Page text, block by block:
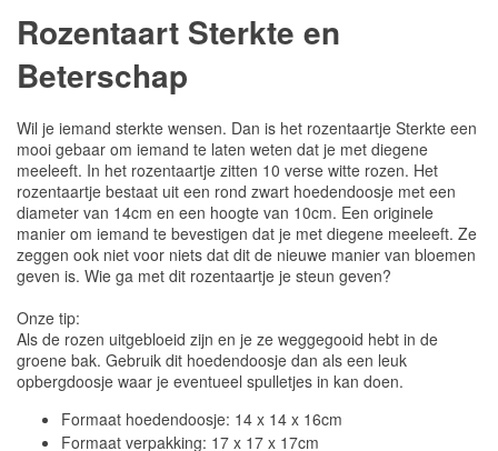
Rozentaart Sterkte en
Beterschap
Wil je iemand sterkte wensen. Dan is het rozentaartje Sterkte een
mooi gebaar om iemand te laten weten dat je met diegene
meeleeft. In het rozentaartje zitten 10 verse witte rozen. Het
rozentaartje bestaat uit een rond zwart hoedendoosje met een
diameter van 14cm en een hoogte van 10cm. Een originele
manier om iemand te bevestigen dat je met diegene meeleeft. Ze
zeggen ook niet voor niets dat dit de nieuwe manier van bloemen
geven is. Wie ga met dit rozentaartje je steun geven?
Onze tip:
Als de rozen uitgebloeid zijn en je ze weggegooid hebt in de
groene bak. Gebruik dit hoedendoosje dan als een leuk
opbergdoosje waar je eventueel spulletjes in kan doen.
Formaat hoedendoosje: 14 x 14 x 16cm
Formaat verpakking: 17 x 17 x 17cm